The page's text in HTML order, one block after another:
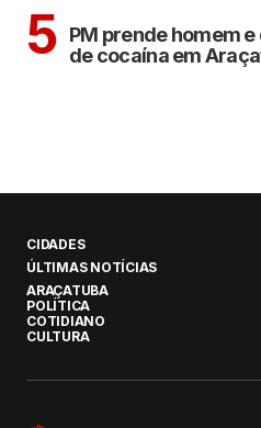
5 PM prende homem
de cocaína em
CIDADES
ÚLTIMAS NOTÍCIAS
ARAÇATUBA
POLÍTICA
COTIDIANO
CULTURA